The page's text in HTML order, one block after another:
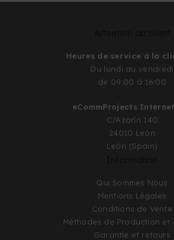
Heures de service à la
Du lundi au vendredi
de 09:00 à 16:00
eCommProjects Internet
C/Azorín 140
24010 León
León (Spain)
Qui Sommes Nous
Mentions Légales
Conditions de Vente
Méthodes de Production et
Garantie et retours